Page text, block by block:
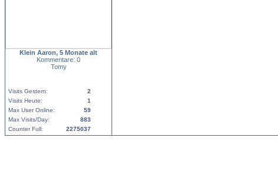
Klein Aaron, 5 Monate alt
Kommentare: 0
Tomy
Visits Gestern:
2
Visits Heute:
1
Max User Online:
59
Max Visits/Day:
883
Counter Full:
2275037